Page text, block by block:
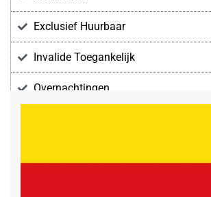
Exclusief Huurbaar
Invalide Toegankelijk
Overnachtingen